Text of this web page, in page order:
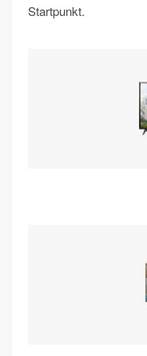
Startpunkt.